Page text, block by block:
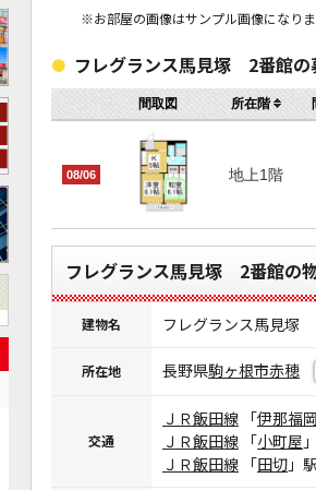
※お部屋の画像はサンプル画像になり
フレグランス馬見塚 2番館の
間取図 所在階
08/06 地上1階
フレグランス馬見塚 2番館の
建物名 フレグランス馬見塚
所在地 長野県駒ヶ根市赤穂
交通
ＪＲ飯田線 「伊那福岡
ＪＲ飯田線 「小町屋
ＪＲ飯田線 「田切 」